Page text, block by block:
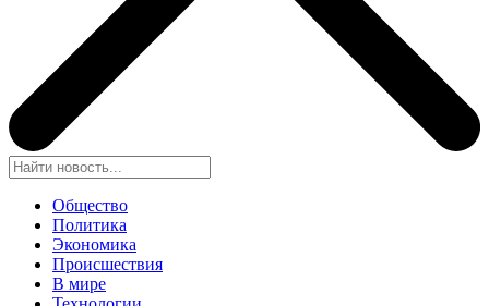
Общество
Политика
Экономика
Происшествия
В мире